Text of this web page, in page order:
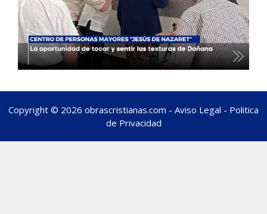
Copyright © 2026 obrascristianas.com - Aviso Legal - Politica
de Privacidad